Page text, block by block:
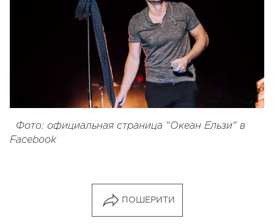
Фото: официальная страница "Океан Ельзи" в
Facebook
ПОШЕРИТИ